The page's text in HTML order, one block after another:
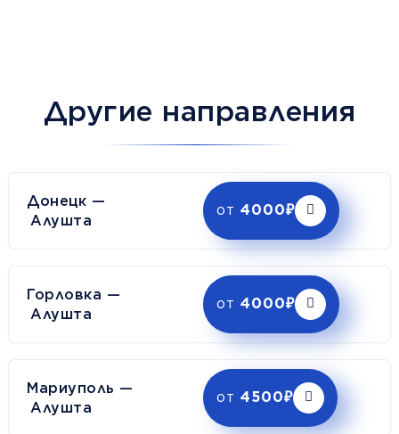
Другие направления
Донецк —
Алушта
от 4000₽
Горловка —
Алушта
от 4000₽
Мариуполь —
Алушта
от 4500₽